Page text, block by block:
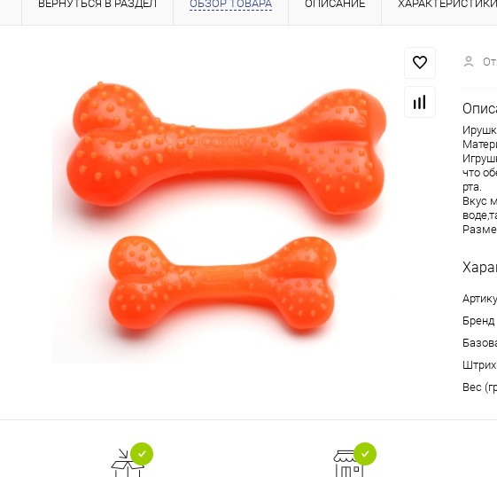
ВЕРНУТЬСЯ В РАЗДЕЛ ОБЗОР ТОВАРА ОПИСАНИЕ ХАРАКТЕРИСТИКИ
что
рта.
Вкус
Бренд
Вес